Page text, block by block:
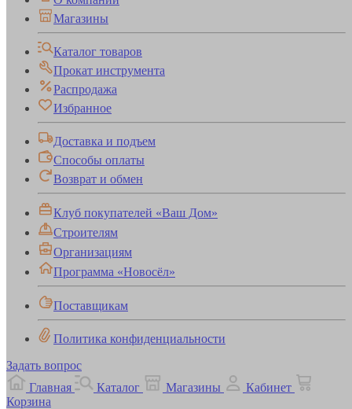
Магазины
Каталог товаров
Прокат инструмента
Распродажа
Избранное
Доставка и подъем
Способы оплаты
Возврат и обмен
Клуб покупателей «Ваш Дом»
Строителям
Организациям
Программа «Новосёл»
Поставщикам
Политика конфиденциальности
Задать вопрос
Главная
Каталог Магазины
Кабинет
Корзина